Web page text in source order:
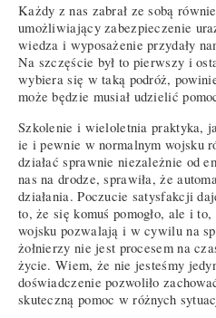
Każdy z nas zabrał ze sobą
umożliwiający zabezpieczenie
wiedza i wyposażenie przydały
Na szczęście był to pierwszy i
wybiera się w taką podróż,
może będzie musiał udzielić
Szkolenie i wieloletnia praktyka,
ie i pewnie w normalnym wojsku
działać sprawnie niezależnie od
nas na drodze, sprawiła, że
działania. Poczucie satysfakcji
to, że się komuś pomogło, ale i
wojsku pozwalają i w cywilu na
żołnierzy nie jest procesem na
życie. Wiem, że nie jesteśmy
doświadczenie pozwoliło
skuteczną pomoc w różnych